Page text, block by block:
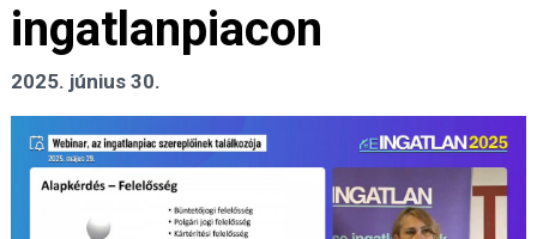
ingatlanpiacon
2025. június 30.